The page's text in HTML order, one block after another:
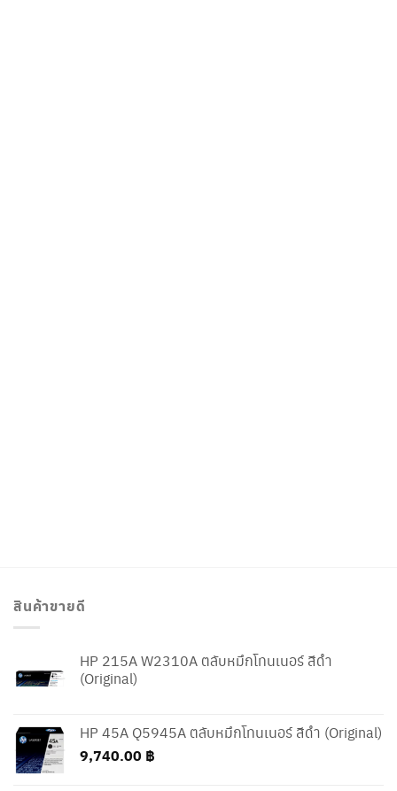
สินค้าขายดี
HP 215A W2310A ตลับหมึกโทนเนอร์ สีดำ
(Original)
HP 45A Q5945A ตลับหมึกโทนเนอร์ สีดำ (Original)
9,740.00 ฿